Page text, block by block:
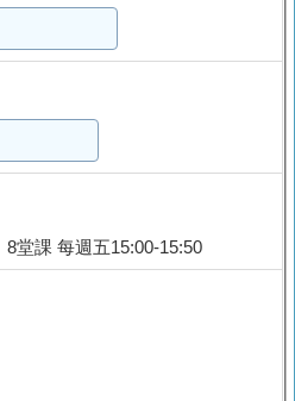
8堂課 每週五15:00-15:50